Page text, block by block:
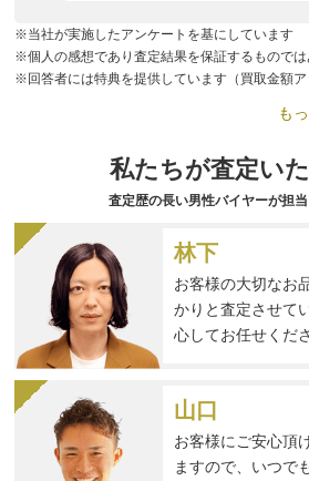
※当社が実施したアンケートを基にしています
※個人の感想であり査定結果を保証するものでは
※回答者には特典を提供しています（買取金額ア
も
私たちが査定い
査定歴の長い男性バイヤーが担
林下
お客様の大切なお
かりと査定させて
心してお任せくだ
山口
お客様にご安心頂
ますので、いつで